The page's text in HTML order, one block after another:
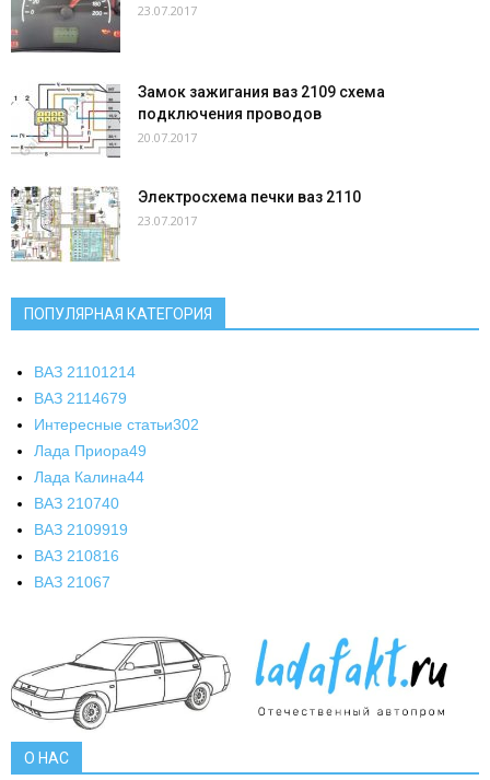
23.07.2017
Замок зажигания ваз 2109 схема
подключения проводов
20.07.2017
Электросхема печки ваз 2110
23.07.2017
ПОПУЛЯРНАЯ КАТЕГОРИЯ
ВАЗ 21101214
ВАЗ 2114679
Интересные статьи302
Лада Приора49
Лада Калина44
ВАЗ 210740
ВАЗ 2109919
ВАЗ 210816
ВАЗ 21067
О НАС